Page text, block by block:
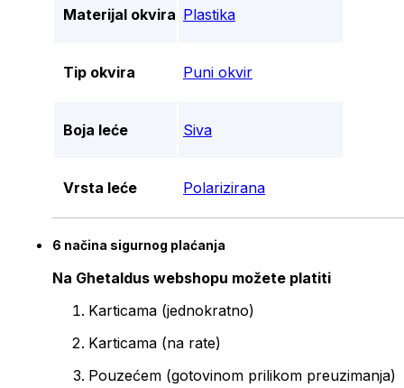
Materijal okvira Plastika
Tip okvira Puni okvir
Boja leće Siva
Vrsta leće Polarizirana
6 načina sigurnog plaćanja
Na Ghetaldus webshopu možete platiti
Karticama (jednokratno)
Karticama (na rate)
Pouzećem (gotovinom prilikom preuzimanja)